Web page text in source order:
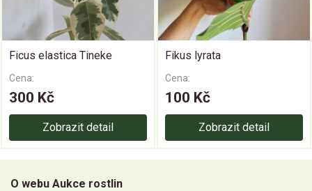
Ficus elastica Tineke
Cena:
300 Kč
Zobrazit detail
Fikus lyrata
Cena:
100 Kč
Zobrazit detail
O webu Aukce rostlin